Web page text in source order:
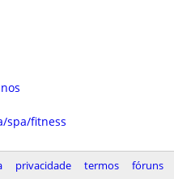
spa/fitness
privacidade termos fóruns